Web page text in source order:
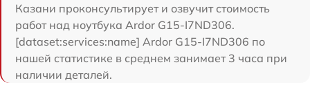
Казани проконсультирует и озвучит стоимость
работ над ноутбука Ardor G15-I7ND306.
[dataset:services:name] Ardor G15-I7ND306 по
нашей статистике в среднем занимает 3 часа при
наличии деталей.